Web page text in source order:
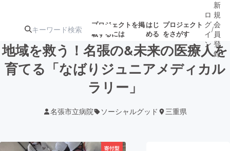
プロジェクトを掲
載するには
はじ
める
プロジェクト
をさがす
注目の新着プロ募集終了が近いプ
ロ
グ
イ
ン
/
新
規
会
員
登
録
地域を救う！名張の&未来の医療人を
育てる「なばりジュニアメディカル
ラリー」
名張市立病院 ソーシャルグッド 三重県